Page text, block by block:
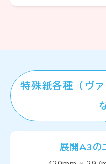
特殊紙各種（ヴ
展開A3の